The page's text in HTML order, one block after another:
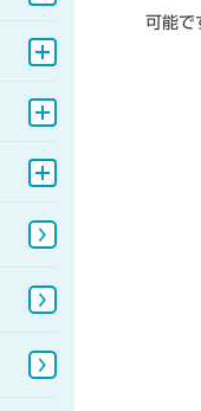
可能で